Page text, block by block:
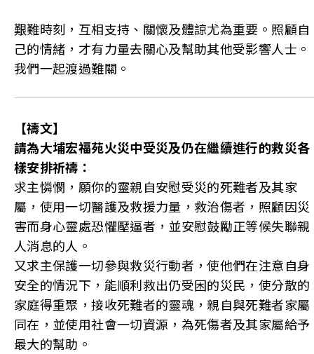
艱難時刻，互相支持、關懷及體諒尤為重要。照顧自
己的情緒，才有力量去關心及幫助其他受影響人士。
我們一起渡過難關。
【禱文】
請為大埔宏福苑火災中受災及仍在繼續進行的救災各
樣安排祈禱：
求主憐憫，願你的靈親自安慰受災的死難者及其家
屬，使用一切醫護及救援力量，救治傷者，照顧因災
害而身心靈處恐懼壓逼者，並安慰鼓勵正等候失聯親
人消息的人。
又求主保護一切參與救災行動者，使他們在注意自身
安全的情況下，能順利救出仍受困的災民，使分散的
家庭得重聚，接收死難者的靈魂，親自與死難者家屬
同在，並使用社會一切資源，為死傷者及其家屬給予
最大的幫助。